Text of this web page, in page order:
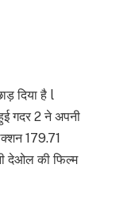
दिया है l
गदर 2 ने अपनी
179.71
देओल की फिल्म